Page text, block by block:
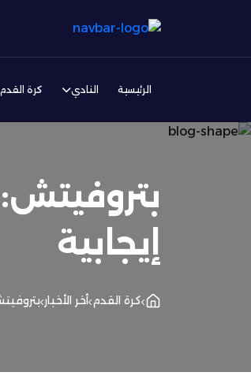
الرئيسية النادي كرة القدم
بتروفيتش:
إيجابية
كرة القدم أخر الأخبار